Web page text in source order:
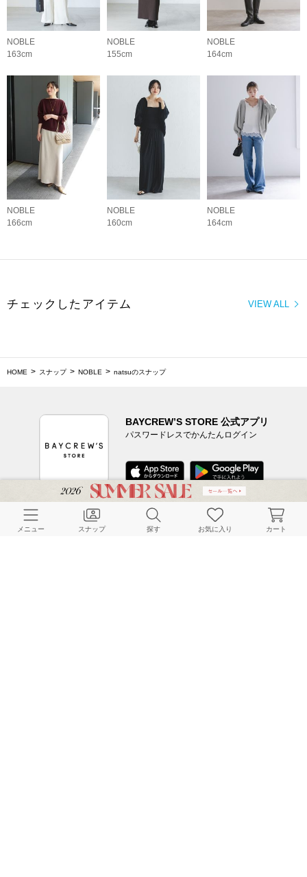
NOBLE
163cm
NOBLE
155cm
NOBLE
164cm
NOBLE
166cm
NOBLE
160cm
NOBLE
164cm
CUSTOMER SERVICE
よくある質問
メニュー スナップ 探す お気に入り カート